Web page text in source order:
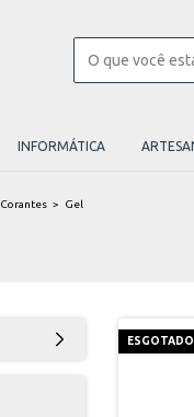
INFORMÁTICA
Corantes > Gel
ESGOTADO